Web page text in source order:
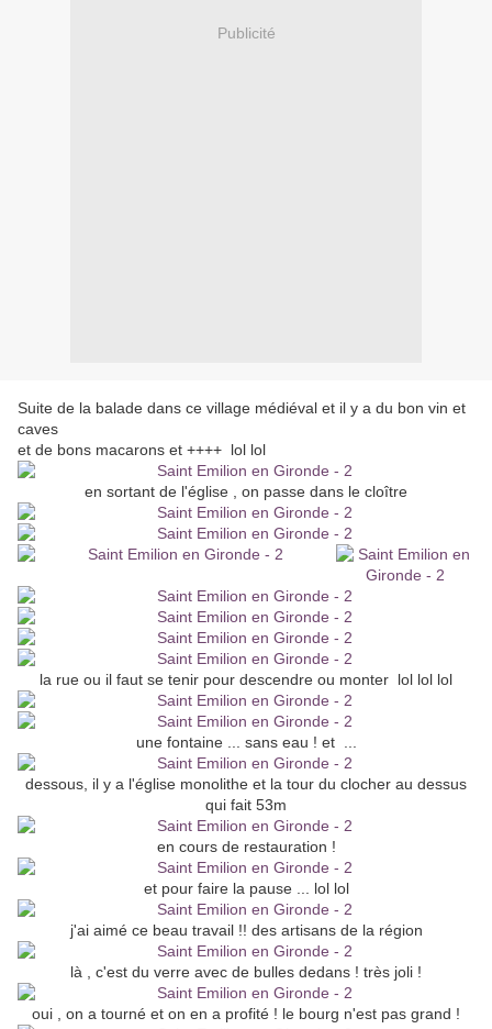
Publicité
Suite de la balade dans ce village médiéval et il y a du bon vin et
caves
et de bons macarons et ++++ lol lol
en sortant de l'église , on passe dans le cloître
la rue ou il faut se tenir pour descendre ou monter lol lol lol
une fontaine ... sans eau ! et ...
dessous, il y a l'église monolithe et la tour du clocher au dessus
qui fait 53m
en cours de restauration !
et pour faire la pause ... lol lol
j'ai aimé ce beau travail !! des artisans de la région
là , c'est du verre avec de bulles dedans ! très joli !
oui , on a tourné et on en a profité ! le bourg n'est pas grand !